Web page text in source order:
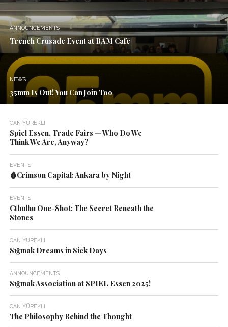
ANNOUNCEMENTS
Trench Crusade Event at BAM Cafe
NEWS
35mm Is Out! You Can Join Too
CAN YÜREKLI
Spiel Essen, Trade Fairs — Who Do We
Think We Are, Anyway?
EVENTS
🩸Crimson Capital: Ankara by Night
EVENTS
Cthulhu One-Shot: The Secret Beneath the
Stones
CAN YÜREKLI
Sığınak Dreams in Sick Days
ANNOUNCEMENTS
Sığınak Association at SPIEL Essen 2025!
CAN YÜREKLI
The Philosophy Behind the Thought